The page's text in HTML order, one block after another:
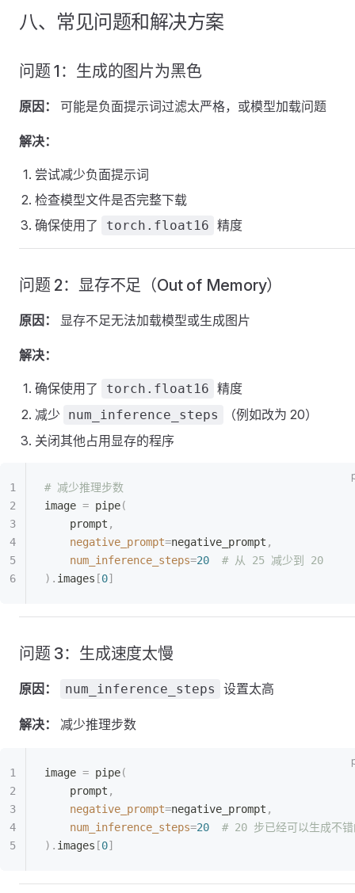
八、常见问题和解决方案
问题 1：生成的图片为黑色
原因： 可能是负面提示词过滤太严格，或模型加载问题
解决：
尝试减少负面提示词
检查模型文件是否完整下载
确保使用了
torch.float16 精度
问题 2：显存不足（Out of Memory）
原因： 显存不足无法加载模型或生成图片
解决：
确保使用了 torch.float16 精度
减少
num_inference_steps
（例如改为 20）
关闭其他占用显存的程序
# 减少推理步数
image = pipe(
    prompt
,
    negative_prompt
=negative_prompt ,
    num_inference_steps
=20
  # 从 25 减少到 20
). images [0]
问题 3：生成速度太慢
原因： num_inference_steps 设置太高
解决： 减少推理步数
image = pipe(
    prompt
,
    negative_prompt
=negative_prompt ,
    num_inference_steps
=20
# 20 步已经可以生成不错
). images [0]